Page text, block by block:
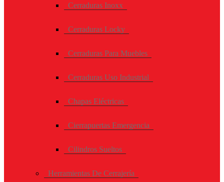
Cerraduras Inoxx
Cerraduras Locky
Cerraduras Para Muebles
Cerraduras Uso Industrial
Chapas Eléctricas
Cierrapuertas Emergencia
Cilindros Sueltos
Herramientas De Cerrajería